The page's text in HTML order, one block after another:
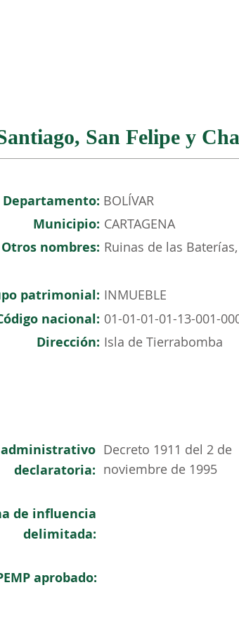
San Felipe y
Departamento: BOLÍVAR
Municipio: CARTAGENA
Otros nombres: Ruinas de las
patrimonial: INMUEBLE
nacional: 01-01-01-01-13-001-
Dirección: Isla de Tierrabomba
declaratoria:
Decreto 1911 del 2 de
noviembre de 1995
de influencia
delimitada:
aprobado: